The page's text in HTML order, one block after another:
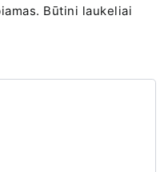
Būtini laukeliai